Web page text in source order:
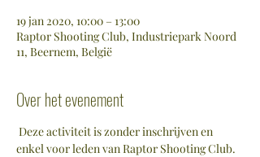
19 jan 2020, 10:00 – 13:00
Raptor Shooting Club, Industriepark Noord
11, Beernem, België
Over het evenement
Deze activiteit is zonder inschrijven en
enkel voor leden van Raptor Shooting Club.